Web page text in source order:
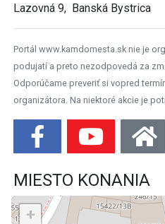
Lazovná 9, Banská Bystrica
Portál www.kamdomesta.sk nie je
podujatí a preto nezodpovedá za
Odporúčame preveriť si vopred
organizátora. Na niektoré akcie je
MIESTO KONANIA
+